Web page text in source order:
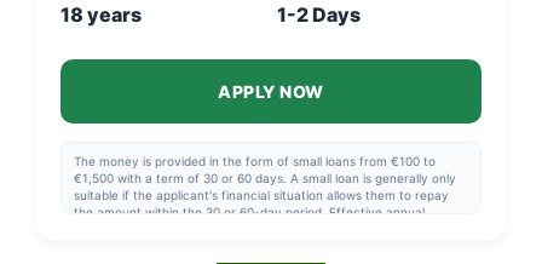
18 years 1-2 Days
APPLY NOW
The money is provided in the form of small loans from €100 to
€1,500 with a term of 30 or 60 days. A small loan is generally only
suitable if the applicant's financial situation allows them to repay
the amount within the 30 or 60-day period. Effective annual